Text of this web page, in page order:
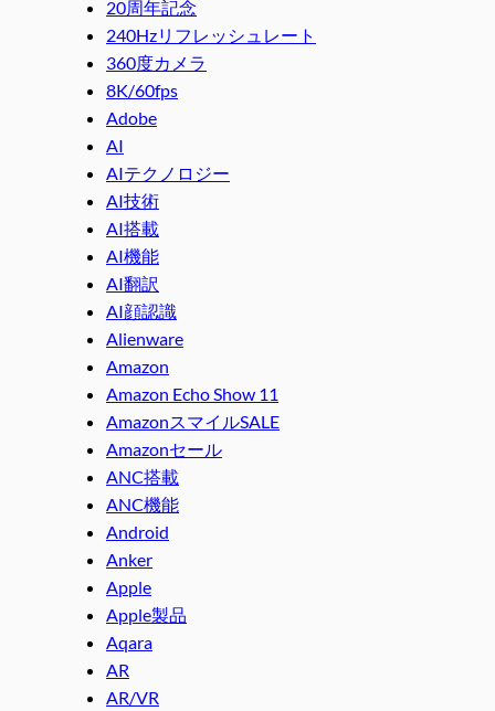
20周年記念
240Hzリフレッシュレート
360度カメラ
8K/60fps
Adobe
AI
AIテクノロジー
AI技術
AI搭載
AI機能
AI翻訳
AI顔認識
Alienware
Amazon
Amazon Echo Show 11
AmazonスマイルSALE
Amazonセール
ANC搭載
ANC機能
Android
Anker
Apple
Apple製品
Aqara
AR
AR/VR